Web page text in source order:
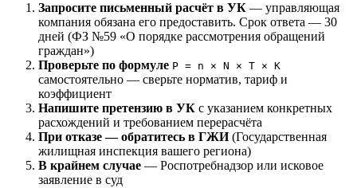
Запросите письменный расчёт в УК — управляющая
компания обязана его предоставить. Срок ответа — 30
дней (ФЗ №59 «О порядке рассмотрения обращений
граждан»)
Проверьте по формуле P = n × N × T × K
самостоятельно — сверьте норматив, тариф и
коэффициент
Напишите претензию в УК с указанием конкретных
расхождений и требованием перерасчёта
При отказе — обратитесь в ГЖИ(Государственная
жилищная инспекция вашего региона)
В крайнем случае — Роспотребнадзор или исковое
заявление в суд